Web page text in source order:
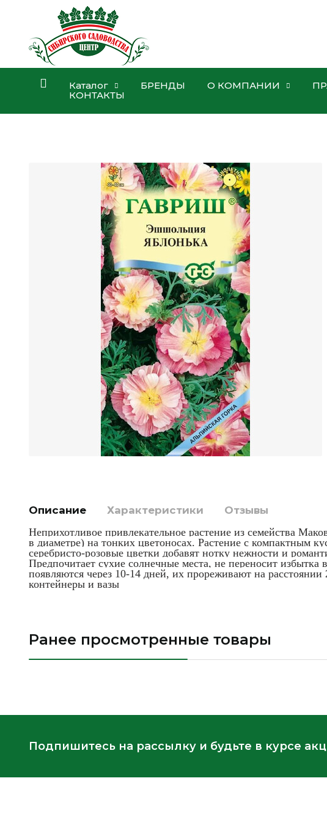
Каталог БРЕНДЫ О КОМПАНИИ
КОНТАКТЫ
Описание Характеристики
Отзывы
Неприхотливое привлекательное растение из семейства
в диаметре) на тонких цветоносах. Растение с компактным
серебристо-розовые цветки добавят нотку нежности и
Предпочитает сухие солнечные места, не переносит
появляются через 10-14 дней, их прореживают на
контейнеры и вазы
Ранее просмотренные товары
Подпишитесь на рассылку и будьте в курсе